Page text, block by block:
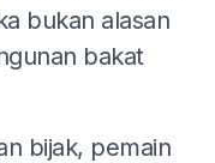
bukan alasan
bakat
bijak, pemain